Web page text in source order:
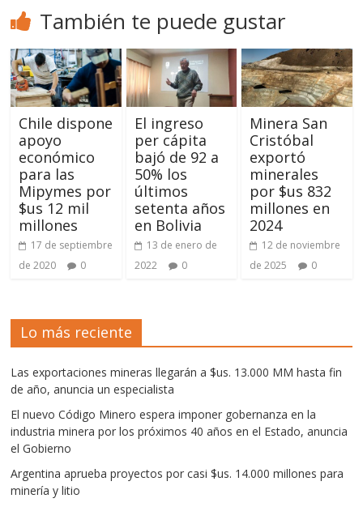
También te puede gustar
Chile dispone
apoyo
económico
para las
Mipymes por
$us 12 mil
millones
17 de septiembre
de 2020
0
El ingreso
per cápita
bajó de 92 a
50% los
últimos
setenta años
en Bolivia
13 de enero de
2022
0
Minera San
Cristóbal
exportó
minerales
por $us 832
millones en
2024
12 de noviembre
de 2025
0
Lo más reciente
Las exportaciones mineras llegarán a $us. 13.000 MM hasta fin
de año, anuncia un especialista
El nuevo Código Minero espera imponer gobernanza en la
industria minera por los próximos 40 años en el Estado, anuncia
el Gobierno
Argentina aprueba proyectos por casi $us. 14.000 millones para
minería y litio